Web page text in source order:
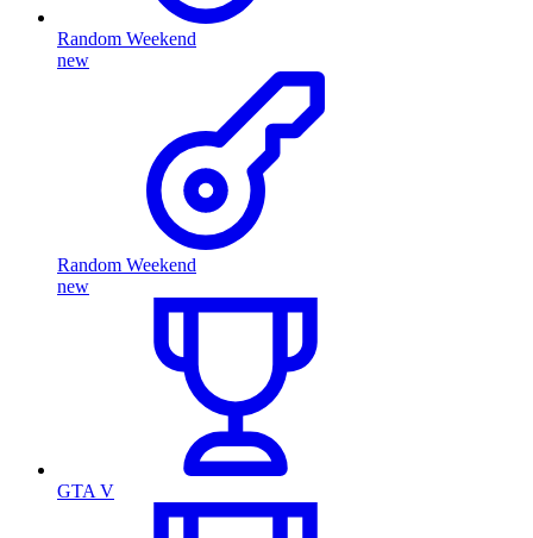
Random Weekend
new
Random Weekend
new
GTA V